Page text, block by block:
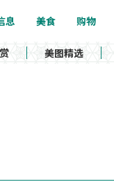
息 美食 购物
美图精选